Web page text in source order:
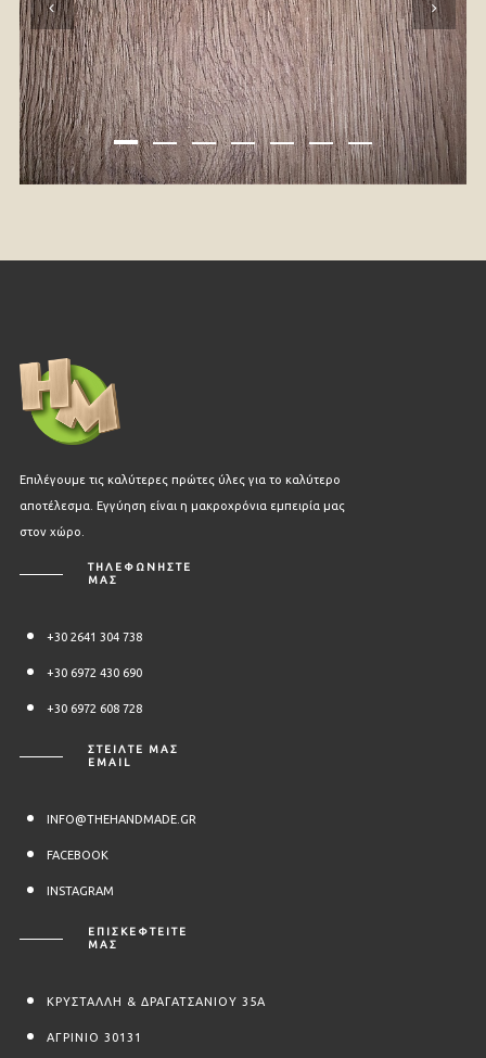
Επιλέγουμε τις καλύτερες πρώτες ύλες για το καλύτερο
αποτέλεσμα. Εγγύηση είναι η μακροχρόνια εμπειρία μας
στον χώρο.
ΤΗΛΕΦΩΝΗΣΤΕ
ΜΑΣ
+30 2641 304 738
+30 6972 430 690
+30 6972 608 728
ΣΤΕΊΛΤΕ ΜΑΣ
EMAIL
INFO@THEHANDMADE.GR
FACEBOOK
INSTAGRAM
ΕΠΙΣΚΕΦΤΕΙΤΕ
ΜΑΣ
ΚΡΥΣΤΑΛΛΗ & ΔΡΑΓΑΤΣΑΝΙΟΥ 35Α
ΑΓΡΙΝΙΟ 30131